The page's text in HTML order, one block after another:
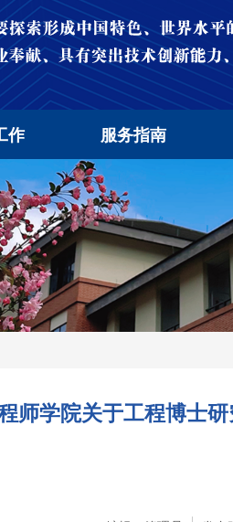
作 服务指南
师学院关于工程博士